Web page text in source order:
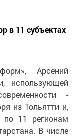
в 11 субъектах
Арсений
использующей
-
из Тольятти и,
по 11 регионам
В числе